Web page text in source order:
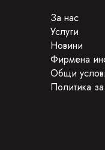
За нас
Услуги
Новини
Фирмена
Общи
Политика